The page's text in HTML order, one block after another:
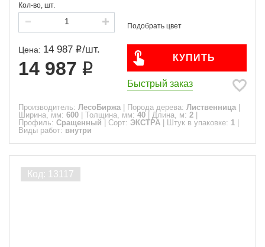
Кол-во, шт.
Цена: 14 987 /шт.
14 987
КУПИТЬ
Быстрый заказ
Производитель: ЛесоБиржа Порода дерева: Лиственница
Ширина, мм: 600 Толщина, мм: 40 Длина, м: 2
Профиль: Сращенный Сорт: ЭКСТРА Штук в упаковке: 1
Виды работ: внутри